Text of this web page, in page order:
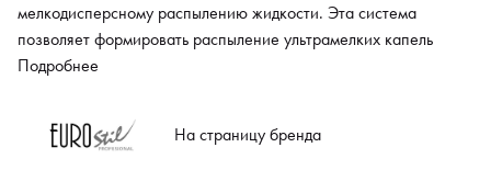
мелкодисперсному распылению жидкости. Эта система
позволяет формировать распыление ультрамелких капель
водной пыли при любом угле наклона флакона, ещё несколько
клапан. Использование данной модели обеспечивает
удобство, комфорт и отличный результат вне зависимости от
Подробнее
На страницу бренда